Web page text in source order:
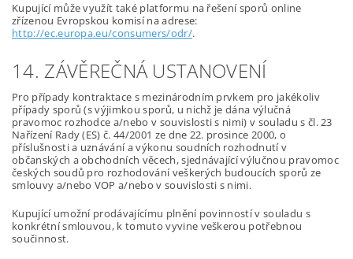
Kupující může využít také platformu na řešení sporů online
zřízenou Evropskou komisí na adrese:
http://ec.europa.eu/consumers/odr/.
14. ZÁVĚREČNÁ USTANOVENÍ
Pro případy kontraktace s mezinárodním prvkem pro jakékoliv
případy sporů (s výjimkou sporů, u nichž je dána výlučná
pravomoc rozhodce a/nebo v souvislosti s nimi) v souladu s čl. 23
Nařízení Rady (ES) č. 44/2001 ze dne 22. prosince 2000, o
příslušnosti a uznávání a výkonu soudních rozhodnutí v
občanských a obchodních věcech, sjednávající výlučnou pravomoc
českých soudů pro rozhodování veškerých budoucích sporů ze
smlouvy a/nebo VOP a/nebo v souvislosti s nimi.
Kupující umožní prodávajícímu plnění povinností v souladu s
konkrétní smlouvou, k tomuto vyvine veškerou potřebnou
součinnost.